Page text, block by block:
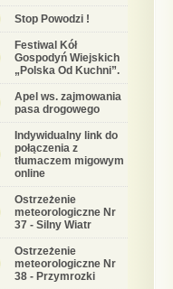
Stop Powodzi !
Festiwal Kół
Gospodyń Wiejskich
„Polska Od Kuchni”.
Apel ws. zajmowania
pasa drogowego
Indywidualny link do
połączenia z
tłumaczem migowym
online
Ostrzeżenie
meteorologiczne Nr
37 - Silny Wiatr
Ostrzeżenie
meteorologiczne Nr
38 - Przymrozki